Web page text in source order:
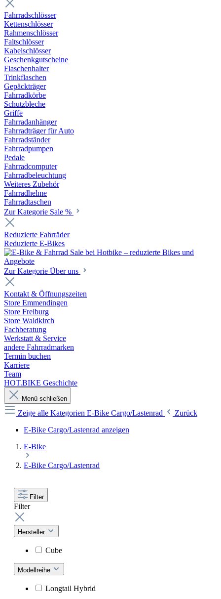
Fahrradschlösser
Kettenschlösser
Rahmenschlösser
Faltschlösser
Kabelschlösser
Geschenkgutscheine
Flaschenhalter
Trinkflaschen
Gepäckträger
Fahrradkörbe
Schutzbleche
Griffe
Fahrradanhänger
Fahrradträger für Auto
Fahrradständer
Fahrradpumpen
Pedale
Fahrradcomputer
Fahrradbeleuchtung
Weiteres Zubehör
Fahrradhelme
Fahrradtaschen
Zur Kategorie Sale %
Reduzierte Fahrräder
Reduzierte E-Bikes
Zur Kategorie Über uns
Kontakt & Öffnungszeiten
Store Emmendingen
Store Freiburg
Store Waldkirch
Fachberatung
Werkstatt & Service
andere Fahrradmarken
Termin buchen
Karriere
Team
HOT.BIKE Geschichte
Menü schließen
Zeige alle Kategorien E-Bike Cargo/Lastenrad
Zurück
E-Bike Cargo/Lastenrad anzeigen
E-Bike
E-Bike Cargo/Lastenrad
Filter
Filter
Hersteller
Cube
Modellreihe
Longtail Hybrid